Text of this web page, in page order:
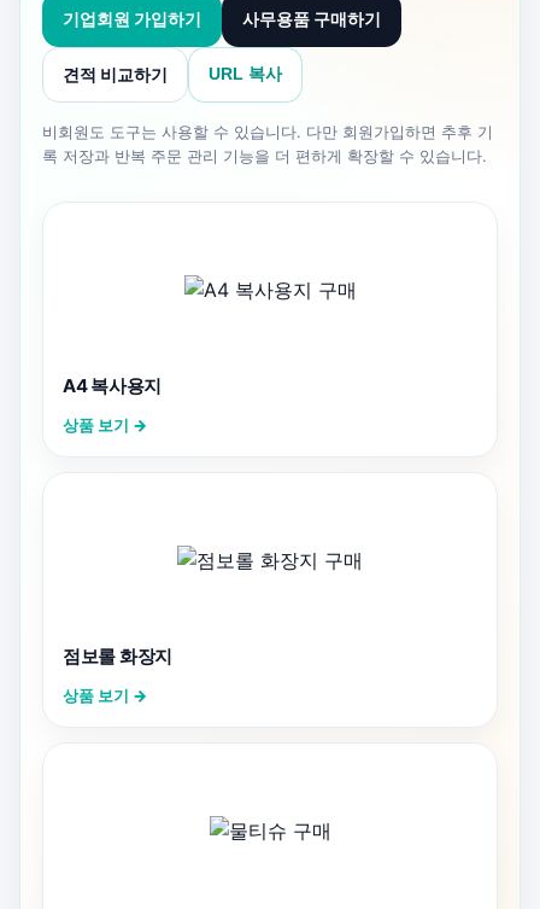
기업회원 가입하기 사무용품 구매하기
견적 비교하기 URL 복사
비회원도 도구는 사용할 수 있습니다. 다만 회원가입하면 추후 기
록 저장과 반복 주문 관리 기능을 더 편하게 확장할 수 있습니다.
A4 복사용지
상품 보기 →
점보롤 화장지
상품 보기 →